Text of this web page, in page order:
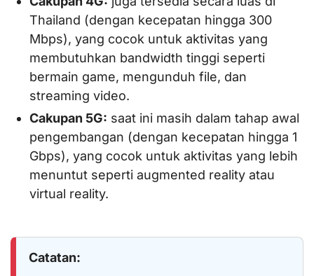
Thailand (dengan kecepatan hingga 300
Mbps), yang cocok untuk aktivitas yang
membutuhkan bandwidth tinggi seperti
bermain game, mengunduh file, dan
streaming video.
Cakupan 5G: saat ini masih dalam tahap awal
pengembangan (dengan kecepatan hingga 1
Gbps), yang cocok untuk aktivitas yang lebih
menuntut seperti augmented reality atau
virtual reality.
Catatan: